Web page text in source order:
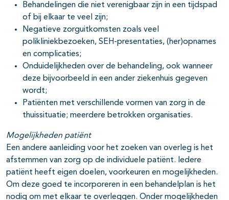
Behandelingen die niet verenigbaar zijn in een tijdspad
of bij elkaar te veel zijn;
Negatieve zorguitkomsten zoals veel
polikliniekbezoeken, SEH-presentaties, (her)opnames
en complicaties;
Onduidelijkheden over de behandeling, ook wanneer
deze bijvoorbeeld in een ander ziekenhuis gegeven
wordt;
Patiënten met verschillende vormen van zorg in de
thuissituatie; meerdere betrokken organisaties.
Mogelijkheden patiënt
Een andere aanleiding voor het zoeken van overleg is het
afstemmen van zorg op de individuele patiënt. Iedere
patiënt heeft eigen doelen, voorkeuren en mogelijkheden.
Om deze goed te incorporeren in een behandelplan is het
nodig om met elkaar te overleggen. Onder mogelijkheden